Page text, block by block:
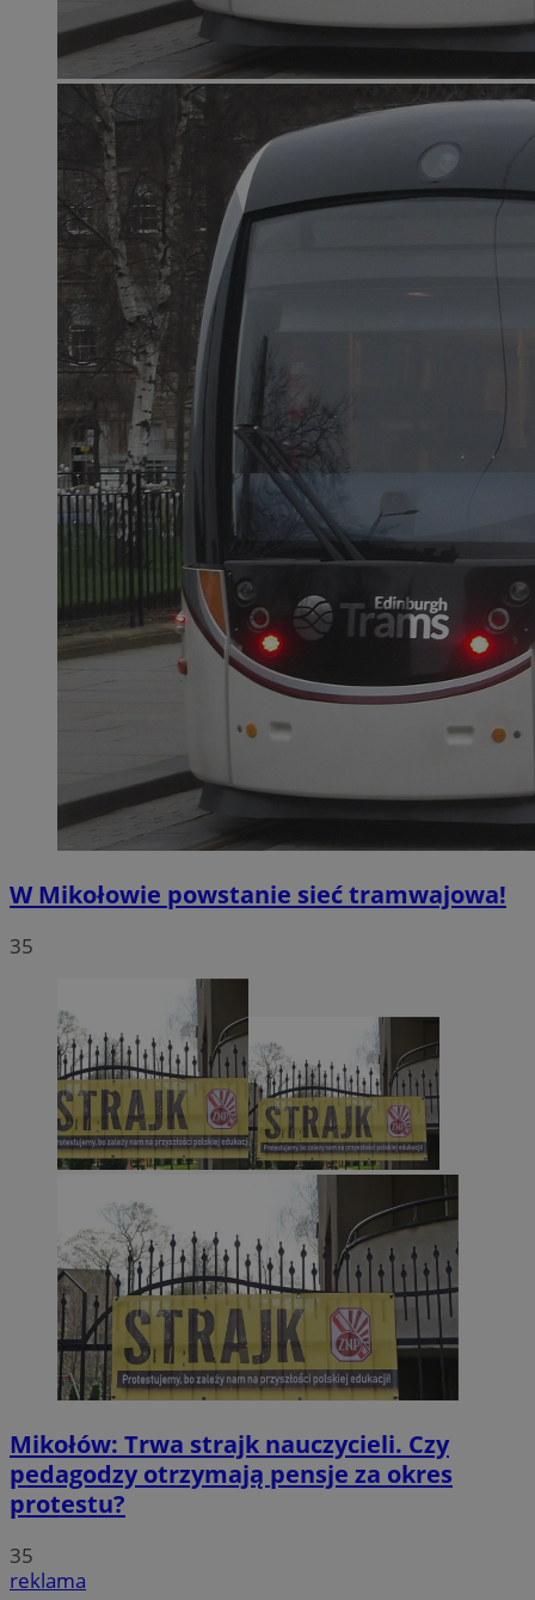
W Mikołowie powstanie sieć tramwajowa!
35
Mikołów: Trwa strajk nauczycieli. Czy
pedagodzy otrzymają pensje za okres
protestu?
35
reklama